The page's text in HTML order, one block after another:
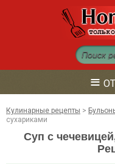
≡
Кулинарные рецепты >
сухариками
Суп с